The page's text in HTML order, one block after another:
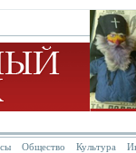
Общество Культура